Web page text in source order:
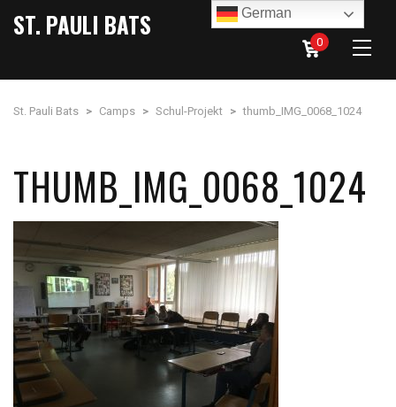
ST. PAULI BATS
0
St. Pauli Bats > Camps > Schul-Projekt > thumb_IMG_0068_1024
THUMB_IMG_0068_1024
German